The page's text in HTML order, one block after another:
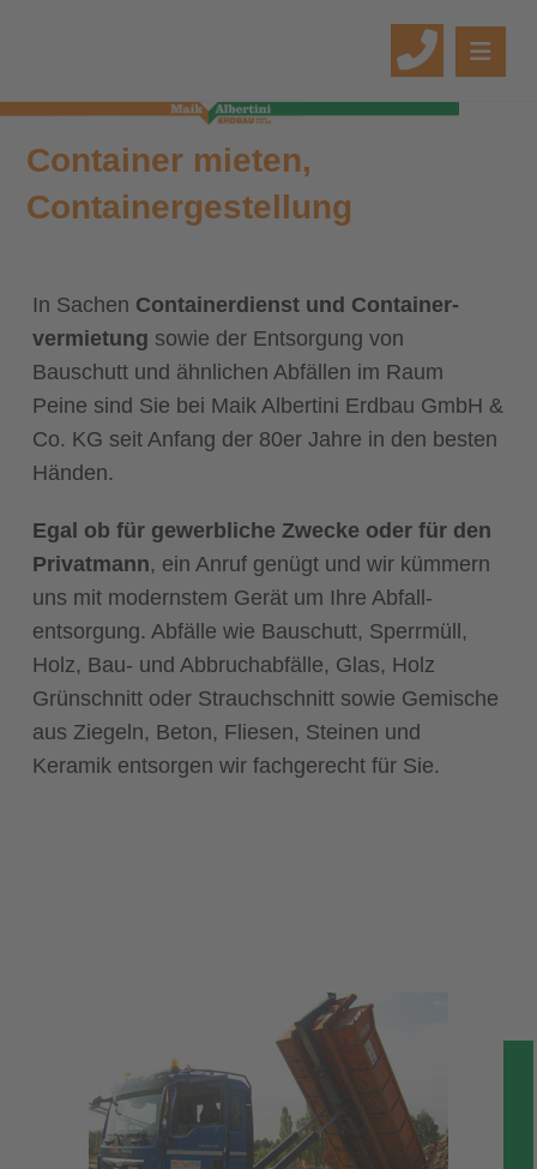
Container mieten,
Containergestellung
In Sachen Containerdienst und Container­­
vermietung sowie der Entsorgung von
Bauschutt und ähnlichen Abfällen im Raum
Peine sind Sie bei Maik Albertini Erdbau GmbH &
Co. KG seit Anfang der 80er Jahre in den besten
Händen.
Egal ob für gewerbliche Zwecke oder für den
Privatmann, ein Anruf genügt und wir kümmern
uns mit modernstem Gerät um Ihre Abfall­
entsorgung. Abfälle wie Bauschutt, Sperrmüll,
Holz, Bau- und Abbruch­abfälle, Glas, Holz
Grünschnitt oder Strauch­schnitt sowie Gemische
aus Ziegeln, Beton, Fliesen, Steinen und
Keramik entsorgen wir fach­gerecht für Sie.